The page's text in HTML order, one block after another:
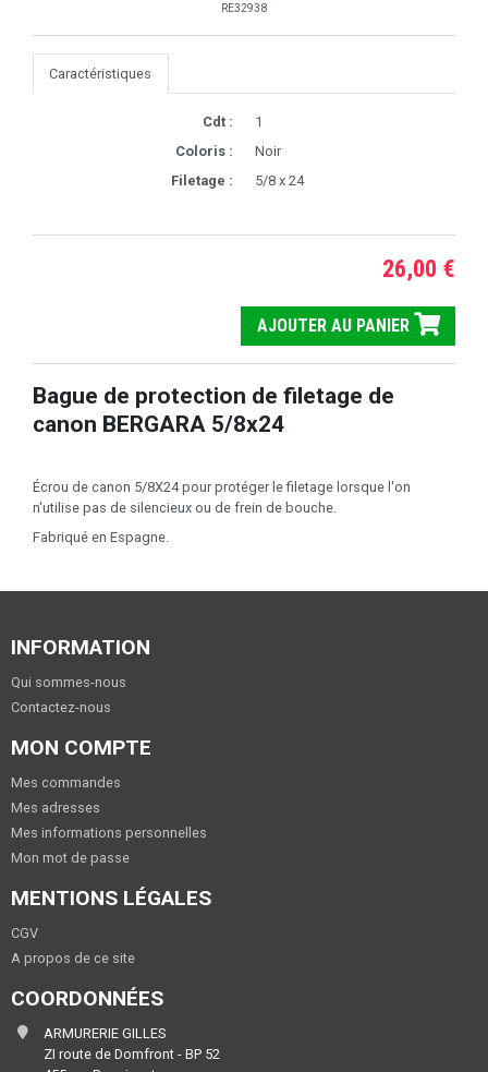
RE32938
Caractéristiques
Cdt :
1
Coloris :
Noir
Filetage :
5/8 x 24
26,00 €
AJOUTER AU PANIER
Bague de protection de filetage de
canon BERGARA 5/8x24
Écrou de canon 5/8X24 pour protéger le filetage lorsque l'on
n'utilise pas de silencieux ou de frein de bouche.
Fabriqué en Espagne.
INFORMATION
Qui sommes-nous
Contactez-nous
MON COMPTE
Mes commandes
Mes adresses
Mes informations personnelles
Mon mot de passe
MENTIONS LÉGALES
CGV
A propos de ce site
COORDONNÉES
ARMURERIE GILLES
ZI route de Domfront - BP 52